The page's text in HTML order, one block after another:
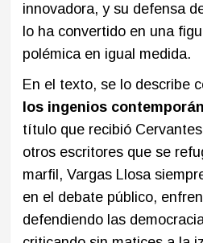
innovadora, y su defensa
lo ha convertido en una
polémica en igual medida.
En el texto, se lo describe
los ingenios
título que recibió
otros escritores que se
marfil, Vargas Llosa
en el debate público,
defendiendo las